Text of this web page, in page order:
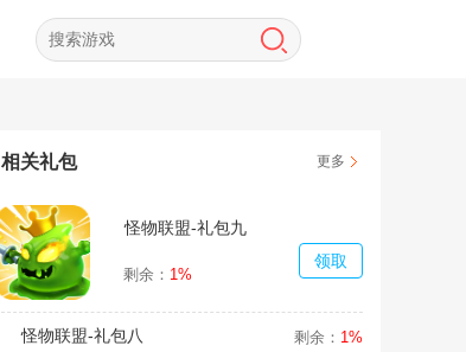
更多
相关礼包
怪物联盟-礼包九
剩余： 1%
领取
怪物联盟-礼包八 剩余： 1%